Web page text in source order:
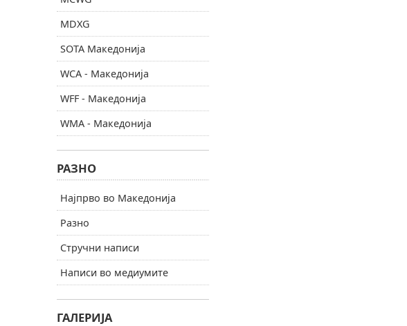
MDXG
SOTA Македонија
WCA - Македонија
WFF - Македонија
WMA - Македонија
РАЗНО
Најпрво во Македонија
Разно
Стручни написи
Написи во медиумите
ГАЛЕРИЈА